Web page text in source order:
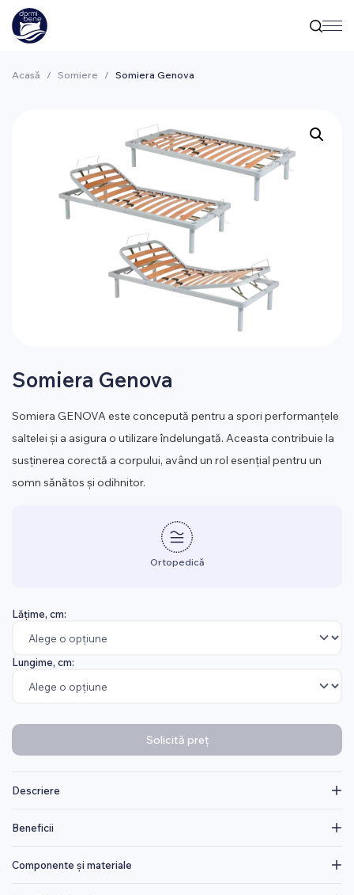
Acasă / Somiere / Somiera Genova
Somiera Genova
Somiera GENOVA este concepută pentru a spori performanțele
saltelei și a asigura o utilizare îndelungată. Aceasta contribuie la
susținerea corectă a corpului, având un rol esențial pentru un
somn sănătos și odihnitor.
Ortopedică
Lățime, cm:
Lungime, cm:
Solicită preț
Descriere
Beneficii
Componente și materiale